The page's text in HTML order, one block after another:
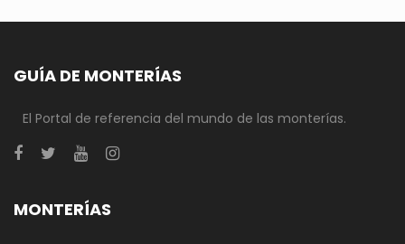
GUÍA DE MONTERÍAS
El Portal de referencia del mundo de las monterías.
MONTERÍAS